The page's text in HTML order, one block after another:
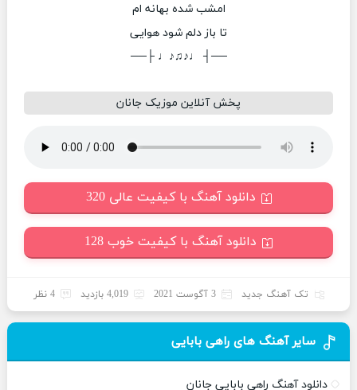
امشب شده بهانه ام
تا باز دلم شود هوایی
──┤ ♩♪♫♪♩ ├──
پخش آنلاین موزیک جانان
دانلود آهنگ با کیفیت عالی 320
دانلود آهنگ با کیفیت خوب 128
تک آهنگ جدید 3 آگوست 2021 4,019 بازدید 4 نظر
سایر آهنگ های راهی بابایی
دانلود آهنگ راهی بابایی جانان